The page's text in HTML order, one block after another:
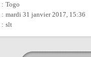
: Togo
: mardi 31 janvier 2017, 15:36
: slt